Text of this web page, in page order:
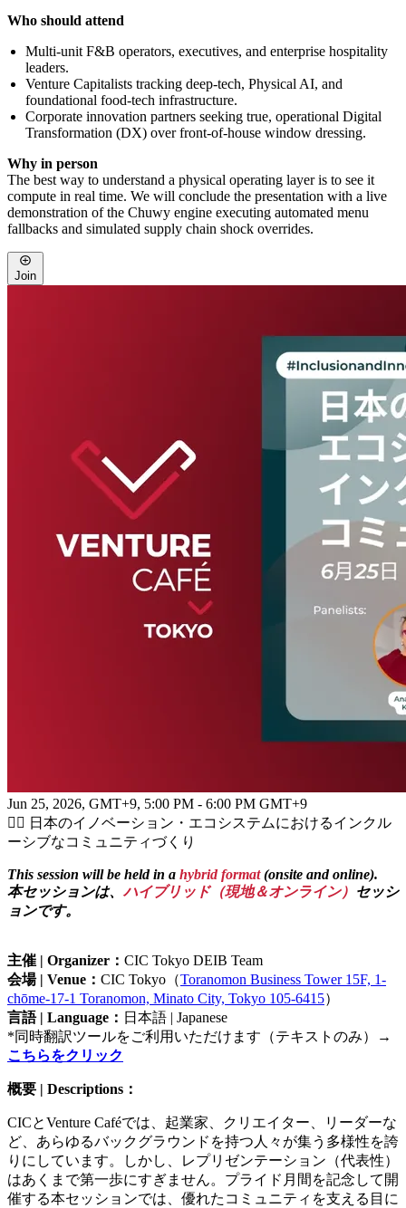
Who should attend
Multi-unit F&B operators, executives, and enterprise hospitality
leaders.
Venture Capitalists tracking deep-tech, Physical AI, and
foundational food-tech infrastructure.
Corporate innovation partners seeking true, operational Digital
Transformation (DX) over front-of-house window dressing.
Why in person
The best way to understand a physical operating layer is to see it
compute in real time. We will conclude the presentation with a live
demonstration of the Chuwy engine executing automated menu
fallbacks and simulated supply chain shock overrides.
Join
Jun 25, 2026, GMT+9, 5:00 PM - 6:00 PM GMT+9
🏳️‍🌈 日本のイノベーション・エコシステムにおけるインクル
ーシブなコミュニティづくり
This session will be held in a hybrid format(onsite and online).
本セッションは、 ハイブリッド（現地＆オンライン） セッシ
ョンです。
主催 | Organizer： CIC Tokyo DEIB Team
会場 | Venue： CIC Tokyo（Toranomon Business Tower 15F, 1-
chōme-17-1 Toranomon, Minato City, Tokyo 105-6415）
言語 | Language： 日本語 | Japanese
*同時翻訳ツールをご利用いただけます（テキストのみ）→
こちらをクリック
概要 | Descriptions：
CICとVenture Caféでは、起業家、クリエイター、リーダーな
ど、あらゆるバックグラウンドを持つ人々が集う多様性を誇
りにしています。しかし、レプリゼンテーション（代表性）
はあくまで第一歩にすぎません。プライド月間を記念して開
催する本セッションでは、優れたコミュニティを支える目に